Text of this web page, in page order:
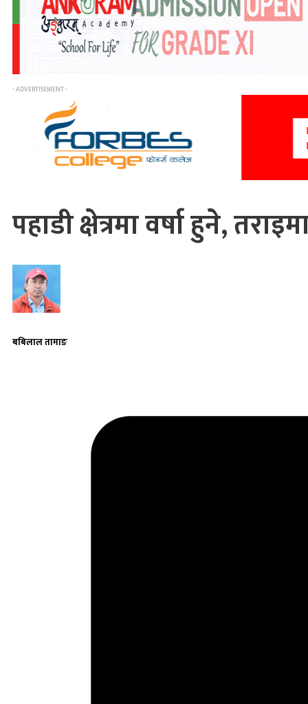
- ADVERTISEMENT -
पहाडी क्षेत्रमा वर्षा हुने,
बबिलाल तामाङ